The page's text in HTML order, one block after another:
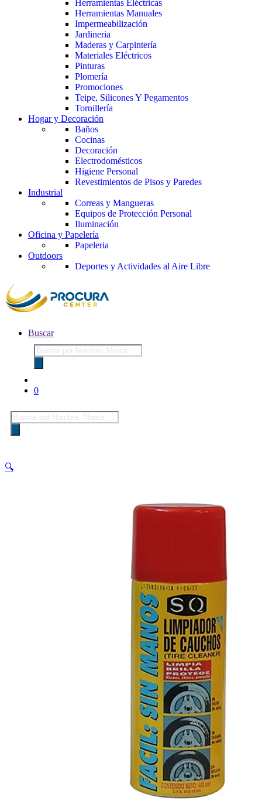
Herramientas Eléctricas
Herramientas Manuales
Impermeabilización
Jardineria
Maderas y Carpintería
Materiales Eléctricos
Pinturas
Plomería
Promociones
Teipe, Silicones Y Pegamentos
Tornillería
Hogar y Decoración
Baños
Cocinas
Decoración
Electrodomésticos
Higiene Personal
Revestimientos de Pisos y Paredes
Industrial
Correas y Mangueras
Equipos de Protección Personal
Iluminación
Oficina y Papelería
Papeleria
Outdoors
Deportes y Actividades al Aire Libre
Buscar
Búsqueda
de
productos
0
Búsqueda
de
productos
🔍